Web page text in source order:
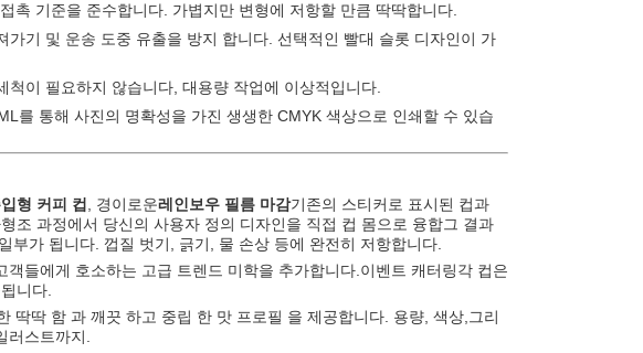
촉 기준을 준수합니다. 가볍지만 변형에 저항할 만큼 딱딱합니다.
가기 및 운송 도중 유출을 방지 합니다. 선택적인 빨대 슬롯 디자인이 가
이 필요하지 않습니다, 대용량 작업에 이상적입니다.
를 통해 사진의 명확성을 가진 생생한 CMYK 색상으로 인쇄할 수 있습
형 커피 컵 , 경이로운레인보우 필름 마감기존의 스티커로 표시된 컵과
조 과정에서 당신의 사용자 정의 디자인을 직접 컵 몸으로 융합그 결과
가 됩니다. 껍질 벗기, 긁기, 물 손상 등에 완전히 저항합니다.
들에게 호소하는 고급 트렌드 미학을 추가합니다.이벤트 캐터링각 컵은
니다.
딱딱 함 과 깨끗 하고 중립 한 맛 프로필 을 제공합니다. 용량, 색상,그리
스트까지.